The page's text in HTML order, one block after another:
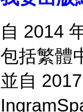
自 2014
包括繁體
並自